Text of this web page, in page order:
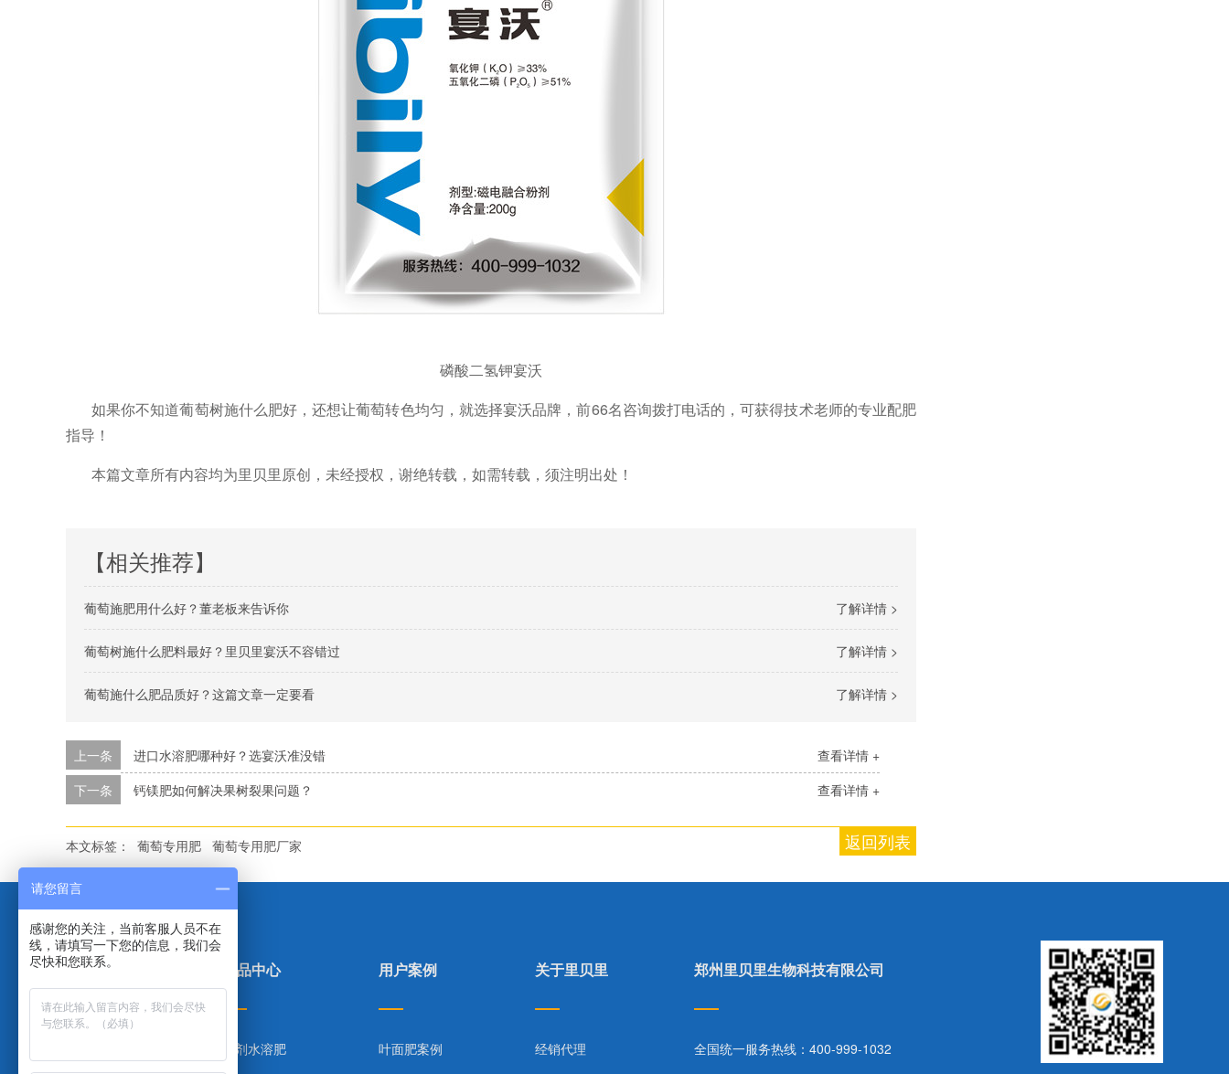
磷酸二氢钾宴沃
如果你不知道葡萄树施什么肥好 ，还想让葡萄转色均匀，就选择宴沃品牌，前66名咨询拨打电话的，可获得技术老师的专业配肥
指导！
本篇文章所有内容均为里贝里原创，未经授权，谢绝转载，如需转载，须注明出处！
【相关推荐】
了解详情 >
葡萄施肥用什么好？董老板来告诉你
了解详情 >
葡萄树施什么肥料最好？里贝里宴沃不容错过
了解详情 >
葡萄施什么肥品质好？这篇文章一定要看
查看详情 +
上一条
进口水溶肥哪种好？选宴沃准没错
查看详情 +
下一条 钙镁肥如何解决果树裂果问题？
返回列表
本文标签： 葡萄专用肥 葡萄专用肥厂家
里贝里首页 产品中心
粉剂水溶肥
用户案例
叶面肥案例
关于里贝里
经销代理
郑州里贝里生物科技有限公司
全国统一服务热线：400-999-1032
请您留言
感谢您的关注，当前客服人员不在
线，请填写一下您的信息，我们会
尽快和您联系。